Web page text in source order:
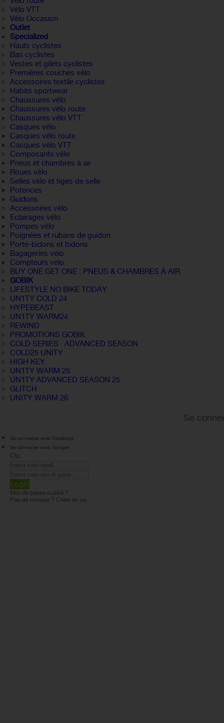
Vélo VTT
Vélo Occasion
Outlet
Specialized
Hauts cyclistes
Bas cyclistes
Vestes et gilets cyclistes
Premières couches vélo
Accessoires textile cyclistes
Habits sportwear
Chaussures vélo
Chaussures vélo route
Chaussures vélo VTT
Casques vélo
Casques vélo route
Casques vélo VTT
Composants vélo
Pneus et chambres à air
Roues vélo
Selles vélo et tiges de selle
Potences
Guidons
Accessoires vélo
Eclairages vélo
Pompes vélo
Poignées et rubans de guidon
Porte-bidons et bidons
Bagageries vélo
Compteurs velo
BUY ONE GET ONE : PNEUS & CHAMBRES À AIR
GOBIK
LIFESTYLE NO BIKE TODAY
UN1TY COLD 24
HYPEBEAST
UN1TY WARM24
REWIND
PROMOTIONS GOBIK
COLD SERIES · ADVANCED SEASON
COLD25 UNITY
HIGH KEY
UN1TY WARM 25
UN1TY ADVANCED SEASON 25
GLITCH
UNITY WARM 26
Se
Se connecter avec Facebook
Se connecter avec Google
Ou
Login
Mot de passe oublié ?
Pas de compte ? Créer en un